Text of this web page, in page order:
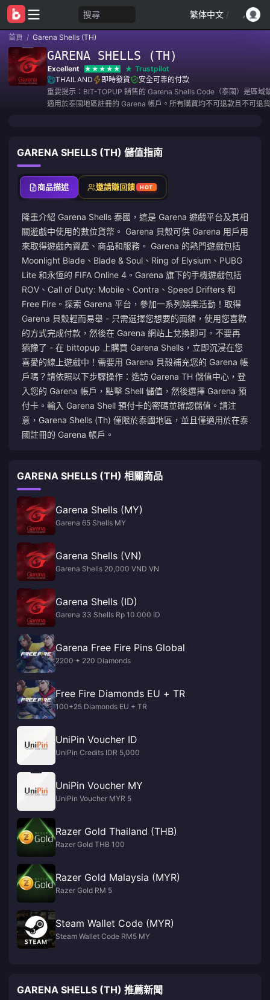
搜尋 繁体中文 /
首頁 / Garena Shells (TH)
GARENA SHELLS (TH)
Excellent
Trustpilot
THAILAND
即時發貨
安全可靠的付款
重要提示：BIT-TOPUP 銷售的 Garena Shells Code（泰國）是區域
適用於泰國地區註冊的 Garena 帳戶。所有購買均不可退款且不可退
GARENA SHELLS (TH) 儲值指南
商品描述 邀請賺回饋 HOT
隆重介紹 Garena Shells 泰國，這是 Garena 遊戲平台及其相
關遊戲中使用的數位貨幣。 Garena 貝殼可供 Garena 用戶用
來取得遊戲內資產、商品和服務。 Garena 的熱門遊戲包括
Moonlight Blade、Blade & Soul、Ring of Elysium、PUBG
Lite 和永恆的 FIFA Online 4。Garena 旗下的手機遊戲包括
ROV、Call of Duty: Mobile、Contra、Speed Drifters 和
Free Fire。探索 Garena 平台，參加一系列娛樂活動！取得
Garena 貝殼輕而易舉 - 只需選擇您想要的面額，使用您喜歡
的方式完成付款，然後在 Garena 網站上兌換即可。不要再
猶豫了 - 在 bittopup 上購買 Garena Shells，立即沉浸在您
喜愛的線上遊戲中！需要用 Garena 貝殼補充您的 Garena 帳
戶嗎？請依照以下步驟操作：造訪 Garena TH 儲值中心，登
入您的 Garena 帳戶，點擊 Shell 儲值，然後選擇 Garena 預
付卡。輸入 Garena Shell 預付卡的密碼並確認儲值。請注
意，Garena Shells (Th) 僅限於泰國地區，並且僅適用於在泰
國註冊的 Garena 帳戶。
GARENA SHELLS (TH) 相關商品
Garena Shells (MY)
Garena 65 Shells MY
Garena Shells (VN)
Garena Shells 20,000 VND VN
Garena Shells (ID)
Garena 33 Shells Rp 10.000 ID
Garena Free Fire Pins Global
2200 + 220 Diamonds
Free Fire Diamonds EU + TR
100+25 Diamonds EU + TR
UniPin Voucher ID
UniPin Credits IDR 5,000
UniPin Voucher MY
UniPin Voucher MYR 5
Razer Gold Thailand (THB)
Razer Gold THB 100
Razer Gold Malaysia (MYR)
Razer Gold RM 5
Steam Wallet Code (MYR)
Steam Wallet Code RM5 MY
GARENA SHELLS (TH) 推薦新聞